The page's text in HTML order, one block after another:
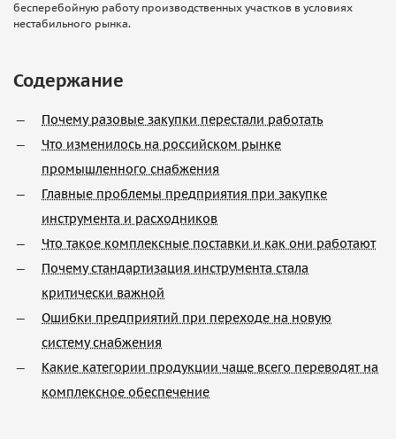
бесперебойную работу производственных участков в условиях
нестабильного рынка.
Содержание
Почему разовые закупки перестали работать
Что изменилось на российском рынке
промышленного снабжения
Главные проблемы предприятия при закупке
инструмента и расходников
Что такое комплексные поставки и как они работают
Почему стандартизация инструмента стала
критически важной
Ошибки предприятий при переходе на новую
систему снабжения
Какие категории продукции чаще всего переводят на
комплексное обеспечение